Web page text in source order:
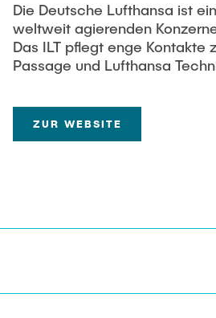
Die Deutsche Lufthansa ist
weltweit agierenden
Das ILT pflegt enge Kontakte
Passage und Lufthansa
gemeinsame Projekte im
ZUR WEBSITE